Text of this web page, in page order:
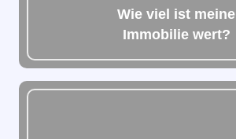
Wie viel ist meine
Immobilie wert?